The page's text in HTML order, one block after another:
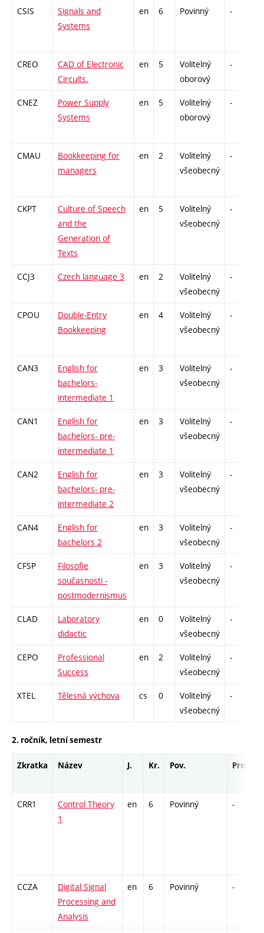
CSIS
Signals and
Systems
en 6 Povinný -
CREO
CAD of Electronic
Circuits.
en 5
Volitelný
oborový
-
CNEZ
Power Supply
Systems
en 5
Volitelný
oborový
-
CMAU
Bookkeeping for
managers
en 2
Volitelný
všeobecný
-
CKPT
Culture of Speech
and the
Generation of
Texts
en 5
Volitelný
všeobecný
-
CCJ3 Czech language 3 en 2
Volitelný
všeobecný
-
CPOU
Double-Entry
Bookkeeping
en 4
Volitelný
všeobecný
-
CAN3
English for
bachelors-
intermediate 1
en 3
Volitelný
všeobecný
-
CAN1
English for
bachelors- pre-
intermediate 1
en 3
Volitelný
všeobecný
-
CAN2
English for
bachelors- pre-
intermediate 2
en 3
Volitelný
všeobecný
-
CAN4
English for
bachelors 2
en 3
Volitelný
všeobecný
-
CFSP
Filosofie
současnosti -
postmodernismus
en 3
Volitelný
všeobecný
-
CLAD
Laboratory
didactic
en 0
Volitelný
všeobecný
-
CEPO
Professional
Success
en 2
Volitelný
všeobecný
-
XTEL Tělesná výchova cs 0
Volitelný
všeobecný
-
2. ročník, letní semestr
Zkratka Název J. Kr. Pov. Prof.
CRR1
Control Theory
1
en 6 Povinný -
CCZA
Digital Signal
Processing and
Analysis
en 6 Povinný -